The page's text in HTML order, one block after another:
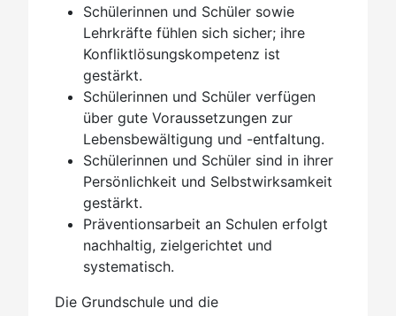
Schülerinnen und Schüler sowie
Lehrkräfte fühlen sich sicher; ihre
Konfliktlösungskompetenz ist
gestärkt.
Schülerinnen und Schüler verfügen
über gute Voraussetzungen zur
Lebensbewältigung und -entfaltung.
Schülerinnen und Schüler sind in ihrer
Persönlichkeit und Selbstwirksamkeit
gestärkt.
Präventionsarbeit an Schulen erfolgt
nachhaltig, zielgerichtet und
systematisch.
Die Grundschule und die